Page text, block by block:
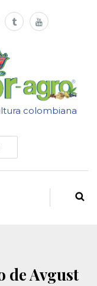
colombiana
de Avgust